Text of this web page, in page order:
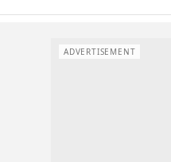
ADVERTISEMENT